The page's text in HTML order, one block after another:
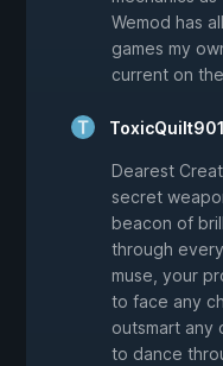
Wemod has
games my
current on
Dearest
secret
beacon of
through
muse, your
to face any
outsmart
to dance